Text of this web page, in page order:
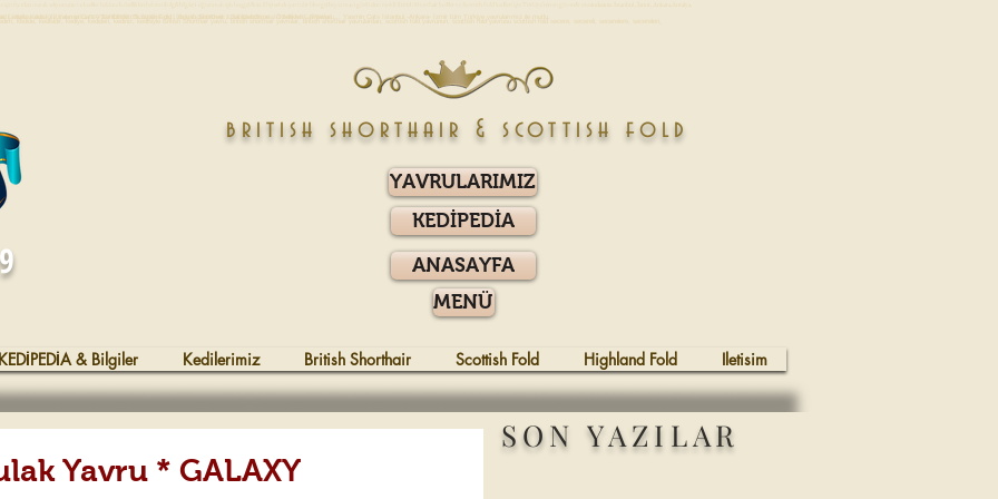
kedide, kedisidir, kediye, kediden, kediniz, kedisiyle British Shorthair yavru, british shorthair yavrular, british shorthair yavrulardan, scottish fold yavrunun, scottish fold yavrusu scottish fold secere, secereli, secerelere, secereleri,
british shorthair & scottish fold
YAVRULARIMIZ
KEDİPEDİA
ANASAYFA
ailesi. Sahibinden safkan YAVRU KEDİLER. İngiliz Kedisi I İskoç Kedisi I Kıvrık Kulak Kedi I Scottish I British I Kedi Yavrusu
( İngiliz Kedisi ) | Yasmin Cats - Sahibinden Scottish Fold , British Shorthair , Sahiplendirme , Özellikleri , Fiyatlari ... Yasmin Cats İstanbul -Ankara- İzmir tüm Türkiye yavrularımız ile mutlu.
MENÜ
KEDİPEDİA & Bilgiler Kedilerimiz British Shorthair Scottish Fold Highland Fold Iletisim
Yavru * GALAXY
SON YAZILAR